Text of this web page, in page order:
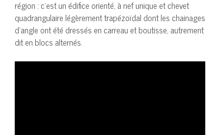
région : c’est un édifice orienté, à nef unique et chevet
quadrangulaire légèrement trapézoïdal dont les chainages
d’angle ont été dressés en carreau et boutisse, autrement
dit en blocs alternés.